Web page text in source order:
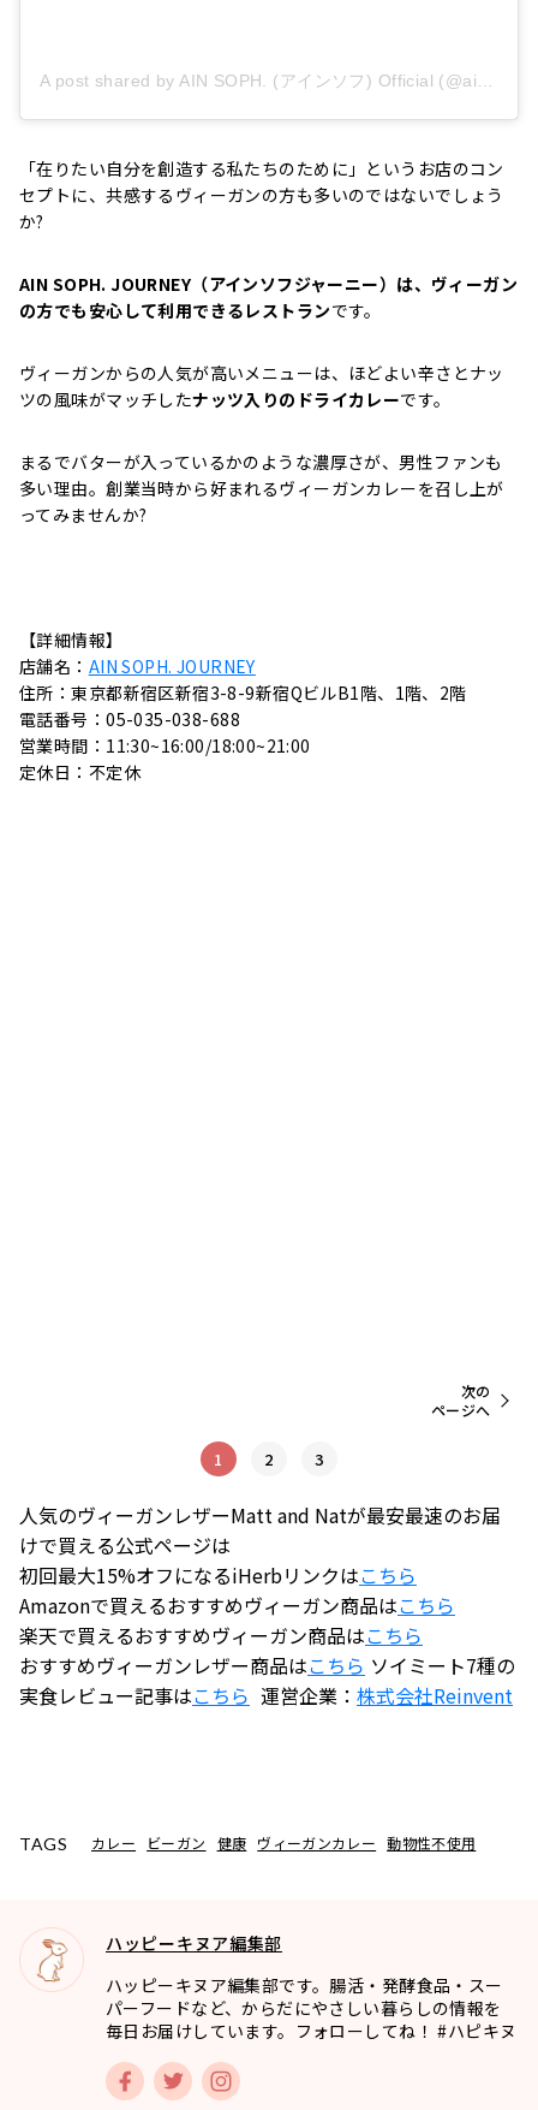
A post shared by AIN SOPH. (アインソフ) Official (@ainsoph_jp)
「在りたい自分を創造する私たちのために」というお店のコン
セプトに、共感するヴィーガンの方も多いのではないでしょう
か?
AIN SOPH. JOURNEY（アインソフジャーニー）は、ヴィーガン
の方でも安心して利用できるレストランです。
ヴィーガンからの人気が高いメニューは、ほどよい辛さとナッ
ツの風味がマッチしたナッツ入りのドライカレーです。
まるでバターが入っているかのような濃厚さが、男性ファンも
多い理由。創業当時から好まれるヴィーガンカレーを召し上が
ってみませんか?
【詳細情報】
店舗名： AIN SOPH. JOURNEY
住所：東京都新宿区新宿3-8-9新宿QビルB1階、1階、2階
電話番号：05-035-038-688
営業時間：11:30~16:00/18:00~21:00
定休日：不定休
1 2 3
次の
ページへ
人気のヴィーガンレザーMatt and Natが最安最速のお届
けで買える公式ページは
初回最大15%オフになるiHerbリンクはこちら
Amazonで買えるおすすめヴィーガン商品はこちら
楽天で買えるおすすめヴィーガン商品はこちら
おすすめヴィーガンレザー商品はこちら ソイミート7種の
実食レビュー記事はこちら 運営企業： 株式会社Reinvent
TAGS カレー ビーガン 健康 ヴィーガンカレー 動物性不使用
ハッピーキヌア編集部
ハッピーキヌア編集部です。腸活・発酵食品・スー
パーフードなど、からだにやさしい暮らしの情報を
毎日お届けしています。フォローしてね！ #ハピキヌ